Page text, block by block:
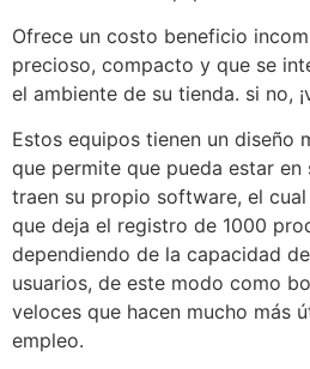
Ofrece un costo beneficio
precioso, compacto y que se
el ambiente de su tienda. si no,
Estos equipos tienen un diseño
que permite que pueda estar
traen su propio software, el
que deja el registro de 1000
dependiendo de la capacidad
usuarios, de este modo como
veloces que hacen mucho más
empleo.